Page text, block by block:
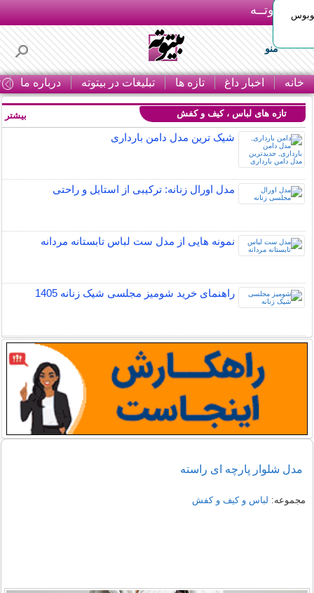
بـیتوتــه
منو
خانه اخبار داغ تازه ها تبلیغات در بیتوته درباره ما
تازه های لباس ، کیف و کفش
شیک ترین مدل دامن بارداری
مدل اورال زنانه: ترکیبی از استایل و راحتی
نمونه هایی از مدل ست لباس تابستانه مردانه
راهنمای خرید شومیز مجلسی شیک زنانه 1405
نمونه هایی از مدل یقه شومیز
دمپایی روفرشی خزدار
بیشتر
مدل شلوار پارچه ای راسته
مجموعه: لباس و کیف و کفش